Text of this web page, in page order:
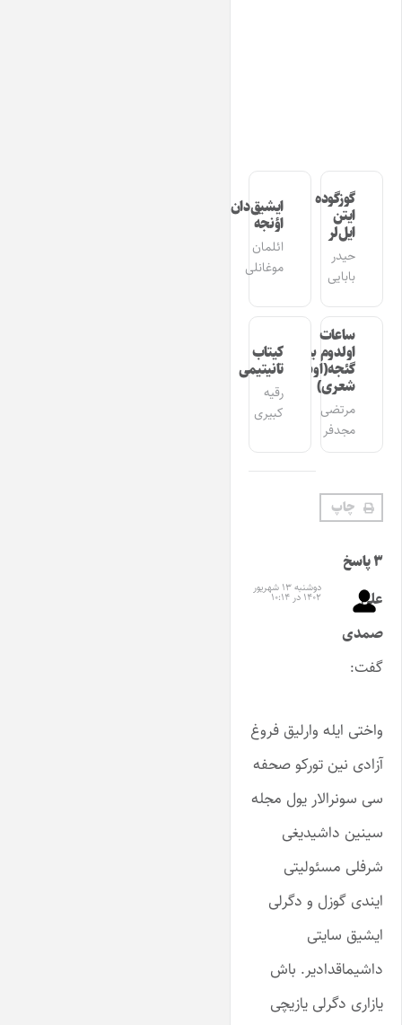
گوزگوده
ایتن
ایل‌لر
حیدر
بابایی
ایشیق‌دان
اؤنجه
ائلمان
موغانلی
ساعات
اولدوم بیر
گئجه(اوشاق
شعری)
مرتضی
مجدفر
کیتاب
تانیتیمی
رقیه
کبیری
چاپ
۳ پاسخ
علی
صمدی
گفت:
دوشنبه ۱۳ شهریور
۱۴۰۲ در ۱۰:۱۴
واختی ایله وارلیق فروغ
آزادی نین تورکو صحفه
سی سونرالار یول مجله
سینین داشیدیغی
شرفلی مسئولیتی
ایندی گوزل و دگرلی
ایشیق سایتی
داشیماقدادیر. باش
یازاری دگرلی یازیچی